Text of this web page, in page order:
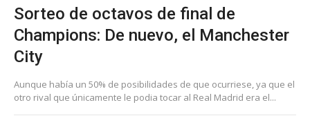
Sorteo de octavos de final de
Champions: De nuevo, el Manchester
City
Aunque había un 50% de posibilidades de que ocurriese, ya que el
otro rival que únicamente le podia tocar al Real Madrid era el...